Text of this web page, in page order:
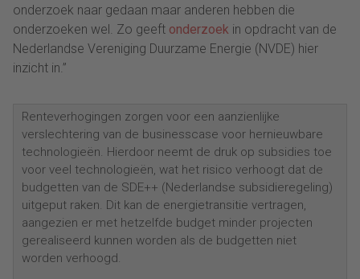
onderzoek naar gedaan maar anderen hebben die
onderzoeken wel. Zo geeft onderzoek in opdracht van de
Nederlandse Vereniging Duurzame Energie (NVDE) hier
inzicht in.”
Renteverhogingen zorgen voor een aanzienlijke
verslechtering van de businesscase voor hernieuwbare
technologieën. Hierdoor neemt de druk op subsidies toe
voor veel technologieën, wat het risico verhoogt dat de
budgetten van de SDE++ (Nederlandse subsidieregeling)
uitgeput raken. Dit kan de energietransitie vertragen,
aangezien er met hetzelfde budget minder projecten
gerealiseerd kunnen worden als de budgetten niet
worden verhoogd.